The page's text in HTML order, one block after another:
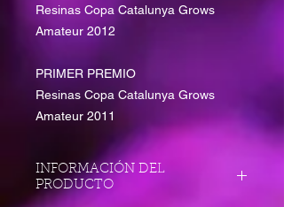
Resinas Copa Catalunya Grows
Amateur 2012
PRIMER PREMIO
Resinas Copa Catalunya Grows
Amateur 2011
INFORMACIÓN DEL
PRODUCTO